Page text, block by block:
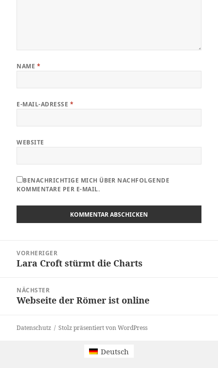
NAME *
E-MAIL-ADRESSE *
WEBSITE
BENACHRICHTIGE MICH ÜBER NACHFOLGENDE
KOMMENTARE PER E-MAIL.
VORHERIGER
Vorheriger
Lara Croft stürmt die Charts
NÄCHSTER
Nächster
Webseite der Römer ist online
Datenschutz Stolz präsentiert von WordPress
Deutsch